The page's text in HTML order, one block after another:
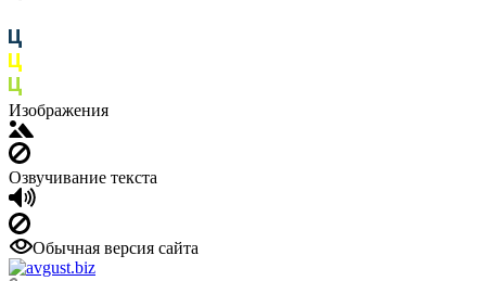
Изображения
Озвучивание текста
Обычная версия сайта